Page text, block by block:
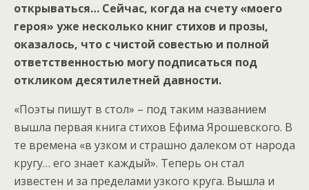
открываться… Сейчас, когда на счету «моего
героя» уже несколько книг стихов и прозы,
оказалось, что с чистой совестью и полной
ответственностью могу подписаться под
откликом десятилетней давности.
«Поэты пишут в стол» – под таким названием
вышла первая книга стихов Ефима Ярошевского. В
те времена «в узком и страшно далеком от народа
кругу… его знает каждый». Теперь он стал
известен и за пределами узкого круга. Вышла и